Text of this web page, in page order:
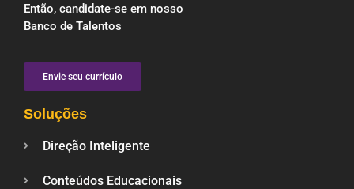
Então, candidate-se em nosso
Banco de Talentos
Envie seu currículo
Soluções
Direção Inteligente
Conteúdos Educacionais